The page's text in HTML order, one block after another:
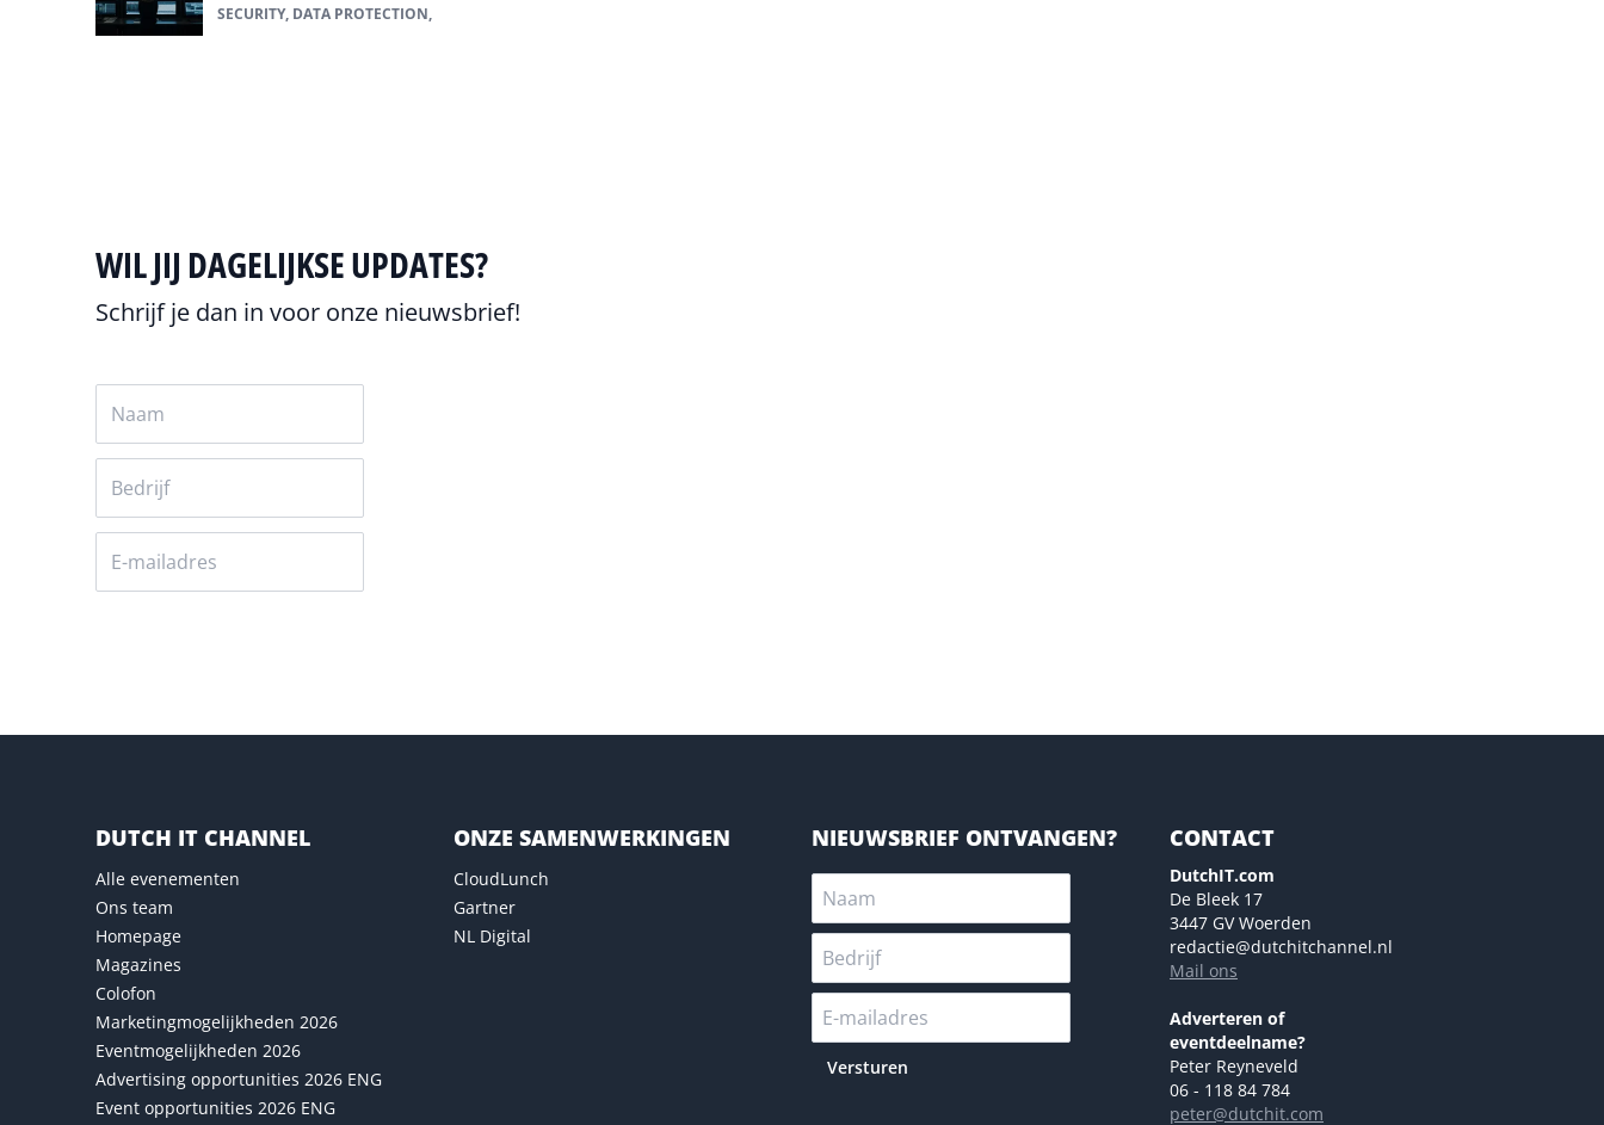
SECURITY, DATA PROTECTION,
WIL JIJ DAGELIJKSE UPDATES?
Schrijf je dan in voor onze nieuwsbrief!
DUTCH IT CHANNEL
Alle evenementen
Ons team
Homepage
Magazines
Colofon
Marketingmogelijkheden 2026
Eventmogelijkheden 2026
Advertising opportunities 2026 ENG
Event opportunities 2026 ENG
ONZE SAMENWERKINGEN
CloudLunch
Gartner
NL Digital
NIEUWSBRIEF ONTVANGEN?
Versturen
CONTACT
DutchIT.com
De Bleek 17
3447 GV Woerden
redactie@dutchitchannel.nl
Mail ons
Adverteren of
eventdeelname?
Peter Reyneveld
06 - 118 84 784
peter@dutchit.com